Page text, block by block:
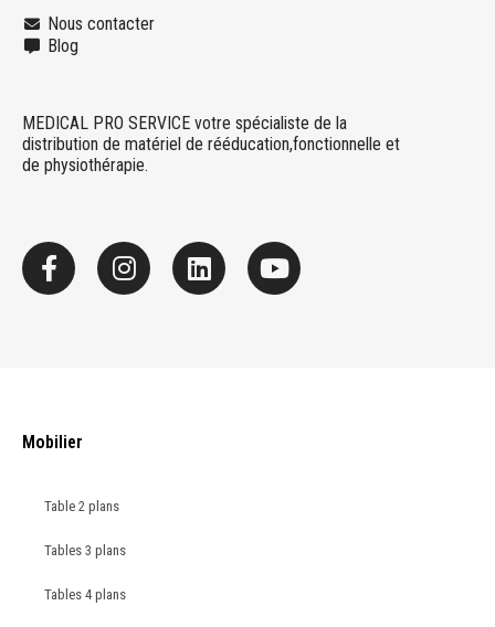
Nous contacter
Blog
MEDICAL PRO SERVICE votre spécialiste de la
distribution de matériel de rééducation,fonctionnelle et
de physiothérapie.
Mobilier
Table 2 plans
Tables 3 plans
Tables 4 plans